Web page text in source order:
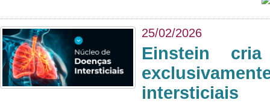
25/02/2026
Einstein
intersticiais